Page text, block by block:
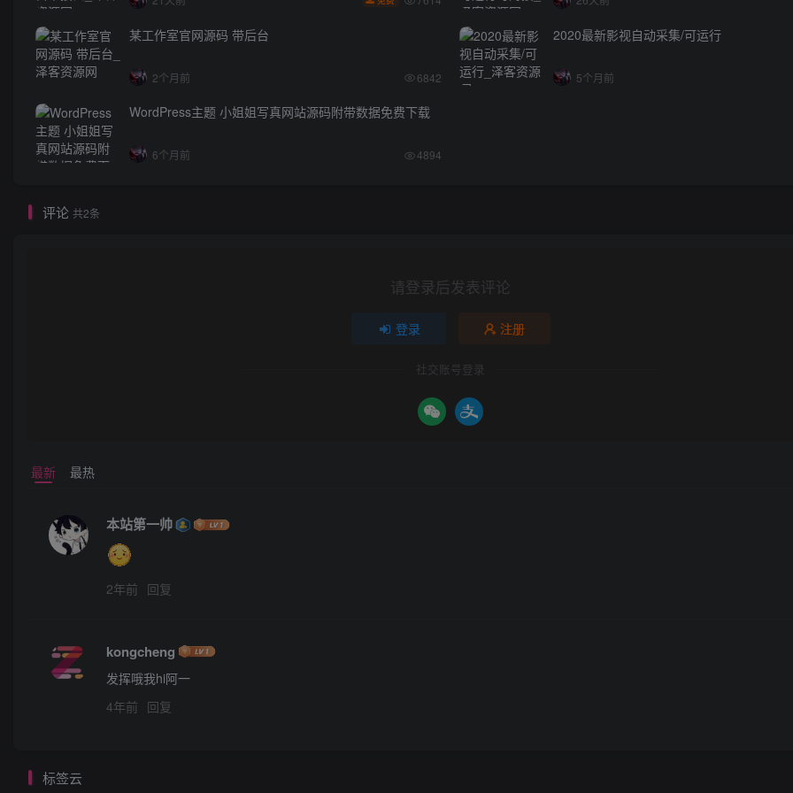
某工作室官网源码 带后台
2个月前 6842
2020最新影视自动采集/可运行
5个月前
WordPress主题 小姐姐写真网站源码附带数据免费下载
6个月前 4894
评论 共2条
请登录后发表评论
登录 注册
社交账号登录
最新 最热
本站第一帅
2年前 回复
kongcheng
发挥哦我hi阿一
4年前 回复
标签云